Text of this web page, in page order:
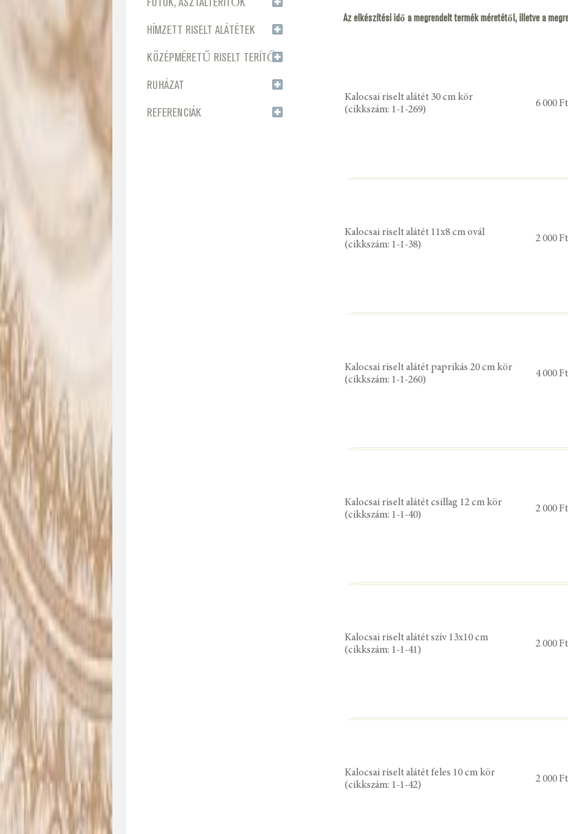
FUTÓK, ASZTALTERÍTŐK
HÍMZETT RISELT ALÁTÉTEK
KÖZÉPMÉRETŰ RISELT TERÍTŐK
RUHÁZAT
REFERENCIÁK
Az elkészítési idő a megrendelt termék méretétől, illetve a
Kalocsai riselt alátét 30 cm kör
(cikkszám: 1-1-269)
6 000
Kalocsai riselt alátét 11x8 cm ovál
(cikkszám: 1-1-38)
2 000
Kalocsai riselt alátét paprikás 20 cm kör
(cikkszám: 1-1-260)
4 000
Kalocsai riselt alátét csillag 12 cm kör
(cikkszám: 1-1-40)
2 000
Kalocsai riselt alátét szív 13x10 cm
(cikkszám: 1-1-41)
2 000
Kalocsai riselt alátét feles 10 cm kör
(cikkszám: 1-1-42)
2 000